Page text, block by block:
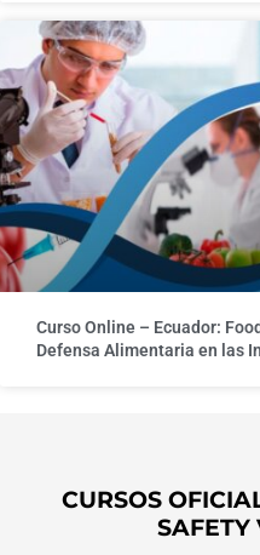
Curso Online – Ecuador:
Defensa Alimentaria en las
CURSOS
SAFETY